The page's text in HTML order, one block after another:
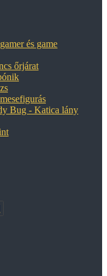
és game
őrjárat
Bug - Katica lány